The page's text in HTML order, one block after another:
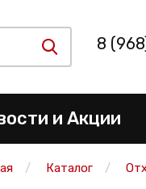
8
и Акции
Каталог